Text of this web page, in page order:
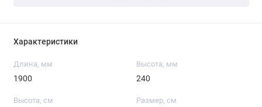
Характеристики
Длина, мм
1900
Высота, мм
240
Высота, см Размер, см